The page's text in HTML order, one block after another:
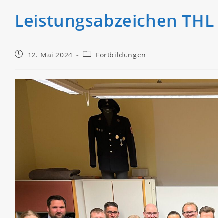
Leistungsabzeichen THL
Beitrag12. Mai 2024
Beitrags-
Fortbildungen